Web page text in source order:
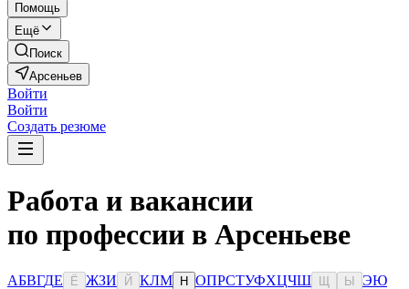
Помощь
Ещё
Поиск
Арсеньев
Войти
Войти
Создать резюме
Работа и вакансии
по профессии в Арсеньеве
АБВГДЕ Ё ЖЗИ Й КЛМ Н ОПРСТУФХЦЧШ Ы ЭЮ